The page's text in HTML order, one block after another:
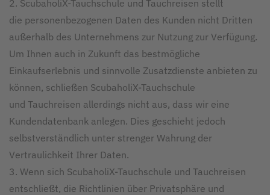
2. ScubaholiX-Tauchschule und Tauchreisen stellt
die personenbezogenen Daten des Kunden nicht Dritten
außerhalb des Unternehmens zur Nutzung zur Verfügung.
Um Ihnen auch in Zukunft das bestmögliche
Einkaufserlebnis und sinnvolle Zusatzdienste anbieten zu
können, schließen ScubaholiX-Tauchschule
und Tauchreisen allerdings nicht aus, dass wir eine
Kundendatenbank anlegen. Dies geschieht jedoch
selbstverständlich unter strenger Wahrung der
Vertraulichkeit Ihrer Daten.
3. Wenn sich ScubaholiX-Tauchschule und Tauchreisen
entschließt, die Richtlinien über Privatsphäre und